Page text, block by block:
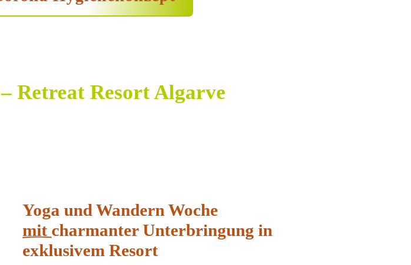
– Retreat Resort Algarve
Yoga und Wandern Woche
mit charmanter Unterbringung in
exklusivem Resort